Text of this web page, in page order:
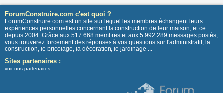
ForumConstruire.com c'est quoi ?
ForumConstruire.com est un site sur lequel les membres échangent leurs
expériences personnelles concernant la construction de leur maison, et ce
depuis 2004. Grâce aux 517 668 membres et aux 5 992 289 messages postés,
vous trouverez forcement des réponses à vos questions sur l'administratif, la
construction, le bricolage, la décoration, le jardinage ...
Sites partenaires :
voir nos partenaires